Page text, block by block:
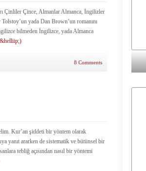
Çinliler Çince, Almanlar Almanca, İngilizler
yada Dan Brown’un romanını
bilmeden İngilizce, yada Almanca
8 Comments
Kur’an şiddeti bir yöntem olarak
yanıt ararken de sistematik ve bütünsel bir
tebliğ açısından nasıl bir yöntemi